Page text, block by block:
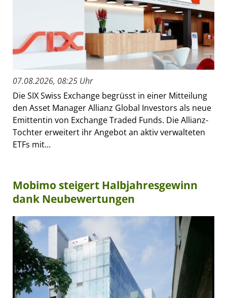
07.08.2026, 08:25 Uhr
Die SIX Swiss Exchange begrüsst in einer Mitteilung
den Asset Manager Allianz Global Investors als neue
Emittentin von Exchange Traded Funds. Die Allianz-
Tochter erweitert ihr Angebot an aktiv verwalteten
ETFs mit...
Mobimo steigert Halbjahresgewinn
dank Neubewertungen